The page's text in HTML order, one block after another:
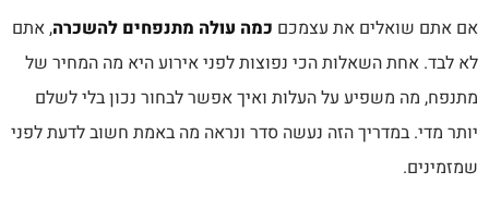
אם אתם שואלים את עצמכם כמה עולה מתנפחים להשכרה, אתם
לא לבד. אחת השאלות הכי נפוצות לפני אירוע היא מה המחיר של
מתנפח, מה משפיע על העלות ואיך אפשר לבחור נכון בלי לשלם
יותר מדי. במדריך הזה נעשה סדר ונראה מה באמת חשוב לדעת לפני
שמזמינים.